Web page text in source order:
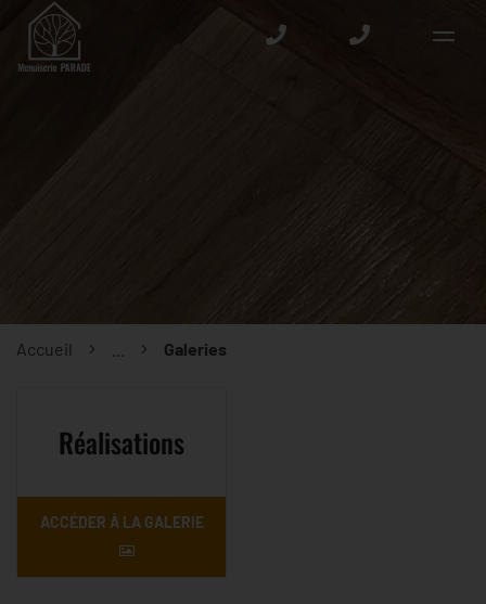
Accueil Galeries
Réalisations
ACCÉDER À LA GALERIE